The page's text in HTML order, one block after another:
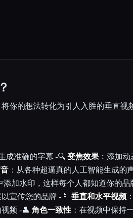
你的想法转化为引人入胜的垂直视
成准确的字幕 -🔍 变焦效果 ：添加
：从各种超逼真的人工智能生成的
添加水印，这样每个人都知道你的品
宣传您的品牌 -📱 垂直和水平视频
频 -👤 角色一致性 ：在视频中保持